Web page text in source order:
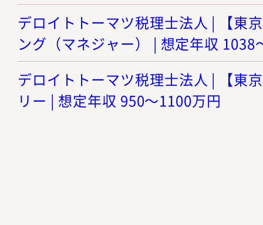
デロイトトーマツ税理士法人 | 【東
ング（マネジャー） | 想定年収 1038
デロイトトーマツ税理士法人 | 【東
リー | 想定年収 950～1100万円